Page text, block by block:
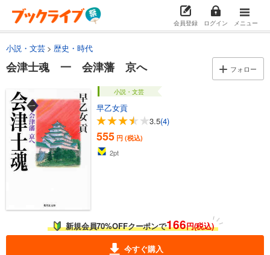
会員登録 ログイン メニュー
小説・文芸 歴史・時代
会津士魂 一 会津藩 京へ フォロー
小説・文芸
早乙女貢
3.5(4)
555 円 (税込)
2pt
新規会員70%OFFクーポンで166円(税込)
今すぐ購入